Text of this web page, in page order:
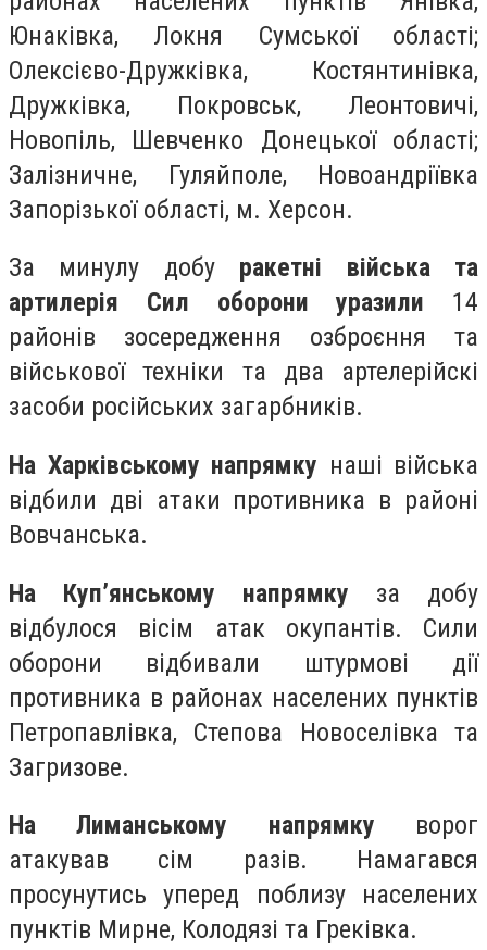
Юнаківка, Локня Сумської області;
Олексієво-Дружківка, Костянтинівка,
Дружківка, Покровськ, Леонтовичі,
Новопіль, Шевченко Донецької області;
Залізничне, Гуляйполе, Новоандріївка
Запорізької області, м. Херсон.
За минулу добу ракетні війська та
артилерія Сил оборони уразили 14
районів зосередження озброєння та
військової техніки та два артелерійскі
засоби російських загарбників.
На Харківському напрямку наші війська
відбили дві атаки противника в районі
Вовчанська.
На Куп’янському напрямку за добу
відбулося вісім атак окупантів. Сили
оборони відбивали штурмові дії
противника в районах населених пунктів
Петропавлівка, Степова Новоселівка та
Загризове.
На Лиманському напрямку ворог
атакував сім разів. Намагався
просунутись уперед поблизу населених
пунктів Мирне, Колодязі та Греківка.